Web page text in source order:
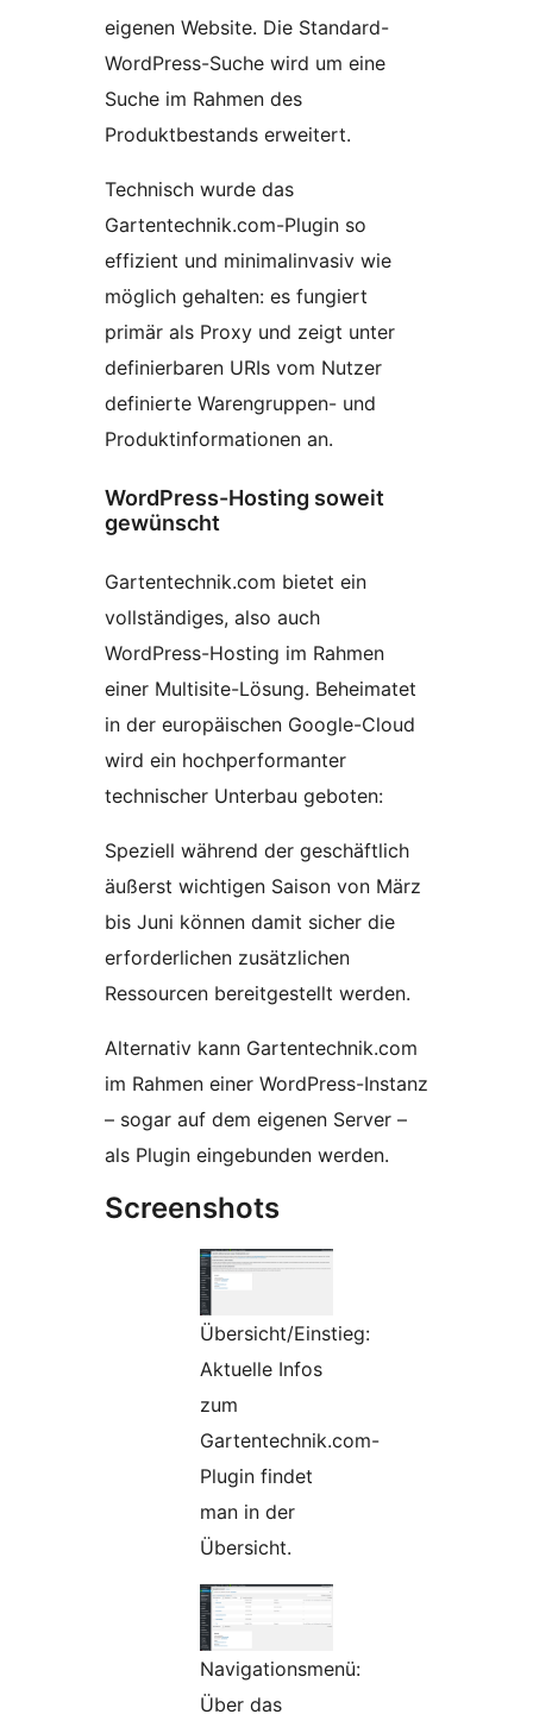
eigenen Website. Die Standard-
WordPress-Suche wird um eine
Suche im Rahmen des
Produktbestands erweitert.
Technisch wurde das
Gartentechnik.com-Plugin so
effizient und minimalinvasiv wie
möglich gehalten: es fungiert
primär als Proxy und zeigt unter
definierbaren URIs vom Nutzer
definierte Warengruppen- und
Produktinformationen an.
WordPress-Hosting soweit
gewünscht
Gartentechnik.com bietet ein
vollständiges, also auch
WordPress-Hosting im Rahmen
einer Multisite-Lösung. Beheimatet
in der europäischen Google-Cloud
wird ein hochperformanter
technischer Unterbau geboten:
Speziell während der geschäftlich
äußerst wichtigen Saison von März
bis Juni können damit sicher die
erforderlichen zusätzlichen
Ressourcen bereitgestellt werden.
Alternativ kann Gartentechnik.com
im Rahmen einer WordPress-Instanz
– sogar auf dem eigenen Server –
als Plugin eingebunden werden.
Screenshots
Übersicht/Einstieg:
Aktuelle Infos
zum
Gartentechnik.com-
Plugin findet
man in der
Übersicht.
Navigationsmenü:
Über das